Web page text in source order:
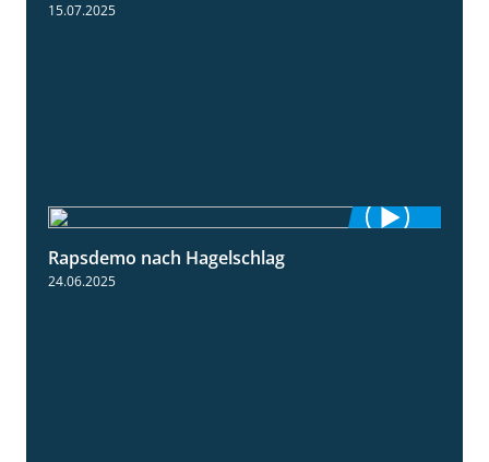
15.07.2025
Rapsdemo nach Hagelschlag
24.06.2025